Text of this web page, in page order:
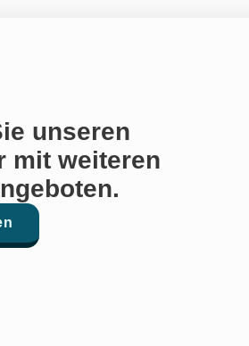
unseren
mit weiteren